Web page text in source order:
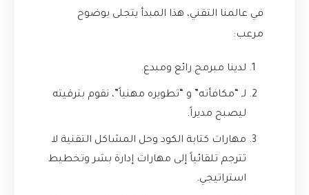
في عالمنا التقني، هذا المبدأ يتجلى بوضوح
مرعب:
لدينا مبرمج رائع ومبدع.
لـ “مكافأته” و “تطويره مهنياً”، نقوم بترقيته
ليصبح مديراً.
مهارات كتابة الكود وحل المشاكل التقنية لا
تترجم تلقائياً إلى مهارات إدارة بشر وتخطيط
استراتيجي.